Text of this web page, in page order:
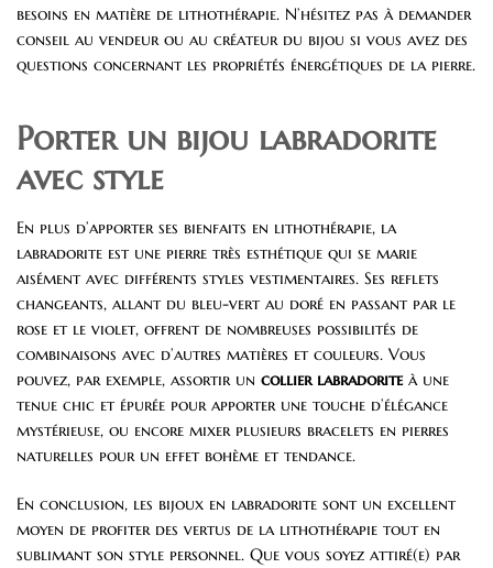
besoins en matière de lithothérapie. N’hésitez pas à demander
conseil au vendeur ou au créateur du bijou si vous avez des
questions concernant les propriétés énergétiques de la pierre.
Porter un bijou labradorite
avec style
En plus d’apporter ses bienfaits en lithothérapie, la
labradorite est une pierre très esthétique qui se marie
aisément avec différents styles vestimentaires. Ses reflets
changeants, allant du bleu-vert au doré en passant par le
rose et le violet, offrent de nombreuses possibilités de
combinaisons avec d’autres matières et couleurs. Vous
pouvez, par exemple, assortir un collier labradoriteà une
tenue chic et épurée pour apporter une touche d’élégance
mystérieuse, ou encore mixer plusieurs bracelets en pierres
naturelles pour un effet bohème et tendance.
En conclusion, les bijoux en labradorite sont un excellent
moyen de profiter des vertus de la lithothérapie tout en
sublimant son style personnel. Que vous soyez attiré(e) par